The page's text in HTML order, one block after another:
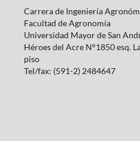
Carrera de Ingeniería
Facultad de Agronomía
Universidad Mayor de San
Héroes del Acre N°1850 esq.
piso
Tel/fax: (591-2) 2484647